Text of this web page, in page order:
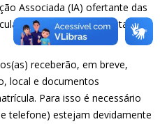
Associada (IA) ofertante das
conforme regulamentação e
receberão, em breve,
local e documentos
Para isso é necessário
telefone) estejam devidamente